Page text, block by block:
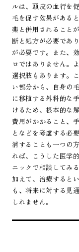
ルは、頭皮の血行を
毛を促す効果がある
薬と併用されること
断と処方が必要であ
が必要です。また、
ロではありません。
選択肢もあります。
い部分から、自身の
に移植する外科的な
けるため、根本的な
費用がかかること、
となどを考慮する必
消することも一つの
れば、こうした医学
ニックで相談してみ
加えて、治療すると
も、将来に対する見
しれません。